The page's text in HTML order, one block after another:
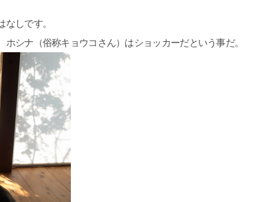
しです。
シナ（俗称キョウコさん）はショッカーだという事だ。